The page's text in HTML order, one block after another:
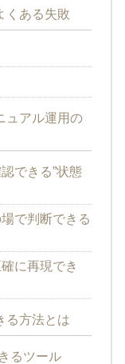
くある失敗
ュアル運用の
できる”状態
で判断できる
に再現でき
る方法とは
るツール